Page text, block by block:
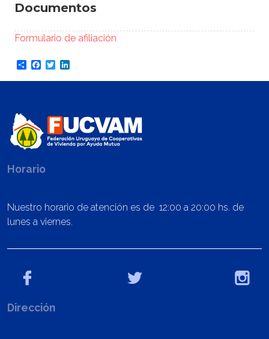
Documentos
Documento
Formulario de afiliación
ShareFacebook
Twitter
Horario
Nuestro horario de atención es de 12:00 a 20:00 hs. de
lunes a viernes.
Dirección